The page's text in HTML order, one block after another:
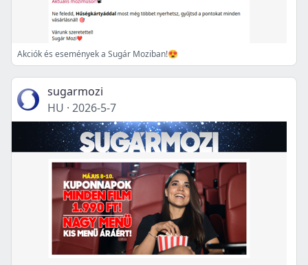
Akciók és események a Sugár Moziban!😍
sugarmozi
HU · 2026-5-7